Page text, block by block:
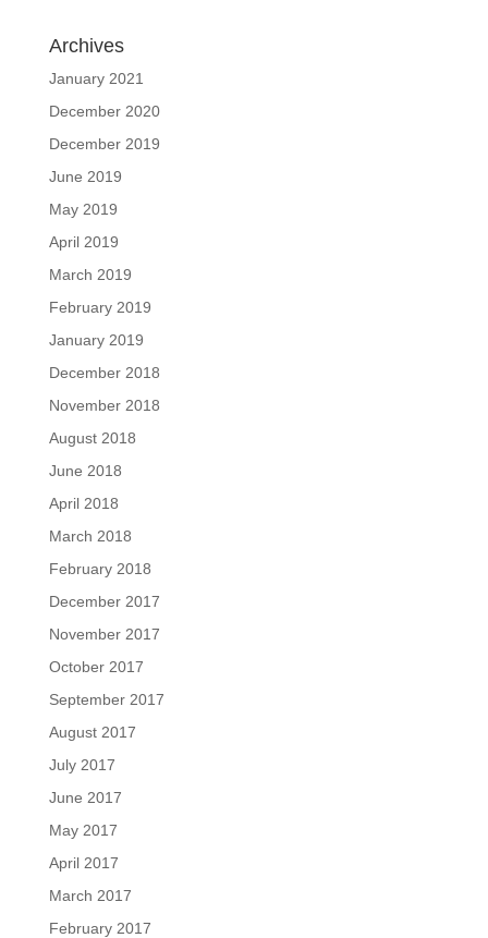
Archives
January 2021
December 2020
December 2019
June 2019
May 2019
April 2019
March 2019
February 2019
January 2019
December 2018
November 2018
August 2018
June 2018
April 2018
March 2018
February 2018
December 2017
November 2017
October 2017
September 2017
August 2017
July 2017
June 2017
May 2017
April 2017
March 2017
February 2017